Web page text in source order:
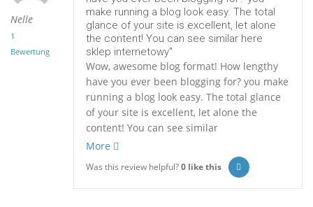
Nelle
1
Bewertung
make running a blog look easy. The total
glance of your site is excellent, let alone
the content! You can see similar here
sklep internetowy"
Wow, awesome blog format! How lengthy
have you ever been blogging for? you make
running a blog look easy. The total glance
of your site is excellent, let alone the
content! You can see similar
More
Was this review helpful?0like this